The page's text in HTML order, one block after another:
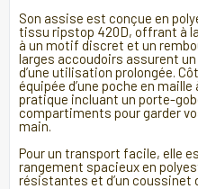
Son assise est conçue en
tissu ripstop 420D, offrant à
à un motif discret et un
larges accoudoirs assurent
d’une utilisation prolongée.
équipée d’une poche en maille
pratique incluant un porte-
compartiments pour garder
main.
Pour un transport facile, elle
rangement spacieux en
résistantes et d’un coussinet